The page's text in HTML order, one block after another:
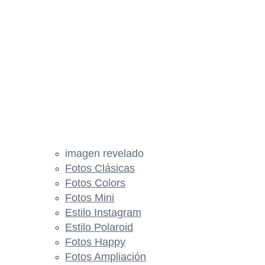
imagen revelado
Fotos Clásicas
Fotos Colors
Fotos Mini
Estilo Instagram
Estilo Polaroid
Fotos Happy
Fotos Ampliación